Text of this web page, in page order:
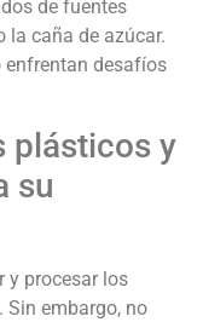
de fuentes
la caña de azúcar.
enfrentan desafíos
plásticos y
su
y procesar los
Sin embargo, no